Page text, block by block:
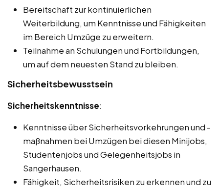
Bereitschaft zur kontinuierlichen
Weiterbildung, um Kenntnisse und Fähigkeiten
im Bereich Umzüge zu erweitern.
Teilnahme an Schulungen und Fortbildungen,
um auf dem neuesten Stand zu bleiben.
Sicherheitsbewusstsein
Sicherheitskenntnisse:
Kenntnisse über Sicherheitsvorkehrungen und -
maßnahmen bei Umzügen bei diesen Minijobs,
Studentenjobs und Gelegenheitsjobs in
Sangerhausen.
Fähigkeit, Sicherheitsrisiken zu erkennen und zu